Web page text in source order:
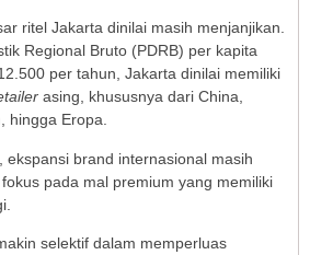
ritel Jakarta dinilai masih menjanjikan.
Regional Bruto (PDRB) per kapita
per tahun, Jakarta dinilai memiliki
asing, khususnya dari China,
hingga Eropa.
ekspansi brand internasional masih
pada mal premium yang memiliki
selektif dalam memperluas